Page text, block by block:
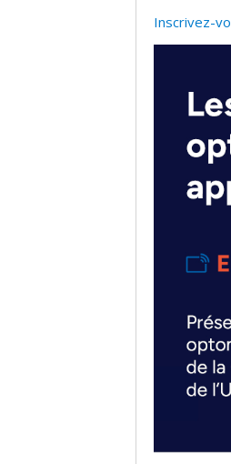
Inscrivez-